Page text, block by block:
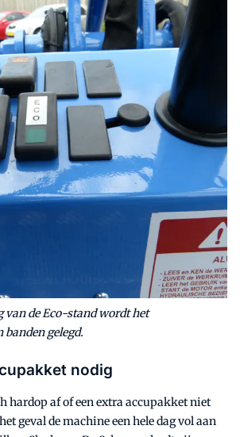
de Eco-stand wordt het
gelegd.
nodig
hardop af of een extra accupakket niet
geval de machine een hele dag vol aan